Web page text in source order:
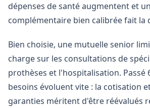
dépenses de santé augmentent et
complémentaire bien calibrée fait la
Bien choisie, une mutuelle senior
charge sur les consultations de
prothèses et l'hospitalisation. Passé
besoins évoluent vite : la cotisation
garanties méritent d'être réévalués